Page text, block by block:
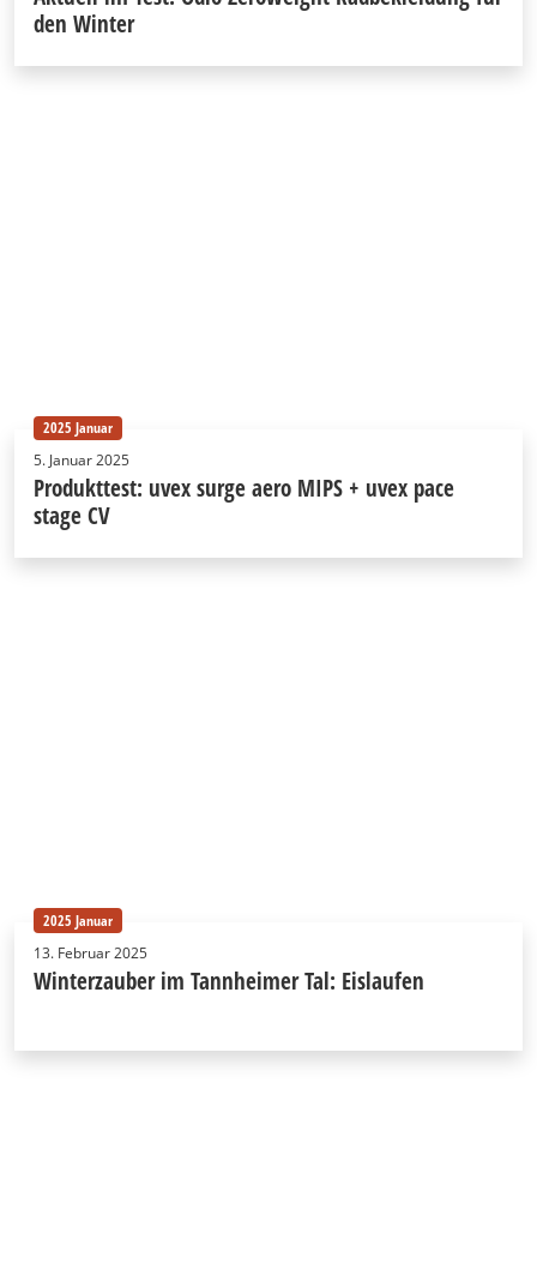
den Winter
2025 Januar
5. Januar 2025
Produkttest: uvex surge aero MIPS + uvex pace
stage CV
2025 Januar
13. Februar 2025
Winterzauber im Tannheimer Tal: Eislaufen